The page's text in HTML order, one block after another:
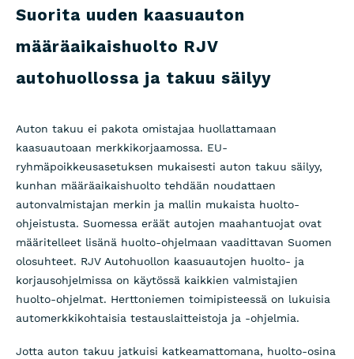
Suorita uuden kaasuauton
määräaikaishuolto RJV
autohuollossa ja takuu säilyy
Auton takuu ei pakota omistajaa huollattamaan
kaasuautoaan merkkikorjaamossa. EU-
ryhmäpoikkeusasetuksen mukaisesti auton takuu säilyy,
kunhan määräaikaishuolto tehdään noudattaen
autonvalmistajan merkin ja mallin mukaista huolto-
ohjeistusta. Suomessa eräät autojen maahantuojat ovat
määritelleet lisänä huolto-ohjelmaan vaadittavan Suomen
olosuhteet. RJV Autohuollon kaasuautojen huolto- ja
korjausohjelmissa on käytössä kaikkien valmistajien
huolto-ohjelmat. Herttoniemen toimipisteessä on lukuisia
automerkkikohtaisia testauslaitteistoja ja -ohjelmia.
Jotta auton takuu jatkuisi katkeamattomana, huolto-osina